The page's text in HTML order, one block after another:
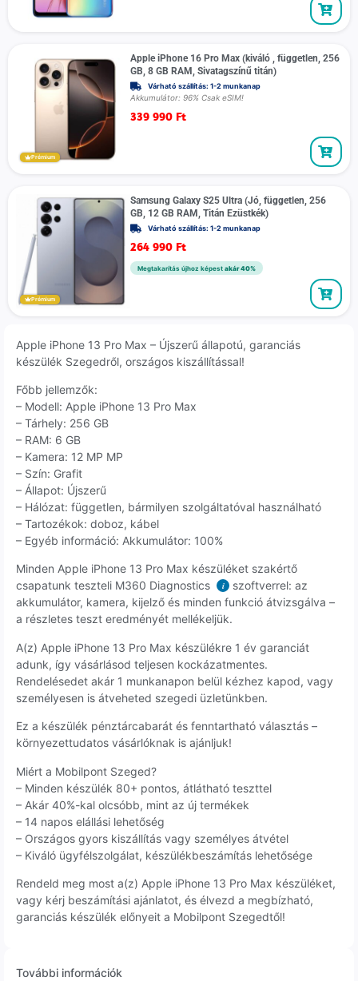
Prémium
Apple iPhone 16 Pro Max (kiváló , független, 256
GB, 8 GB RAM, Sivatagszínű titán)
Várható szállítás: 1-2 munkanap
Akkumulátor: 96% Csak eSIM!
339 990 Ft
Prémium
Samsung Galaxy S25 Ultra (Jó, független, 256
GB, 12 GB RAM, Titán Ezüstkék)
Várható szállítás: 1-2 munkanap
264 990 Ft
Megtakarítás újhoz képest akár 40%
Apple iPhone 13 Pro Max – Újszerű állapotú, garanciás
készülék Szegedről, országos kiszállítással!
Főbb jellemzők:
– Modell: Apple iPhone 13 Pro Max
– Tárhely: 256 GB
– RAM: 6 GB
– Kamera: 12 MP MP
– Szín: Grafit
– Állapot: Újszerű
– Hálózat: független, bármilyen szolgáltatóval használható
– Tartozékok: doboz, kábel
– Egyéb információ: Akkumulátor: 100%
Minden Apple iPhone 13 Pro Max készüléket szakértő
csapatunk teszteli M360 Diagnostics
i
szoftverrel: az
akkumulátor, kamera, kijelző és minden funkció átvizsgálva –
a részletes teszt eredményét mellékeljük.
A(z) Apple iPhone 13 Pro Max készülékre 1 év garanciát
adunk, így vásárlásod teljesen kockázatmentes.
Rendelésedet akár 1 munkanapon belül kézhez kapod, vagy
személyesen is átveheted szegedi üzletünkben.
Ez a készülék pénztárcabarát és fenntartható választás –
környezettudatos vásárlóknak is ajánljuk!
Miért a Mobilpont Szeged?
– Minden készülék 80+ pontos, átlátható teszttel
– Akár 40%-kal olcsóbb, mint az új termékek
– 14 napos elállási lehetőség
– Országos gyors kiszállítás vagy személyes átvétel
– Kiváló ügyfélszolgálat, készülékbeszámítás lehetősége
Rendeld meg most a(z) Apple iPhone 13 Pro Max készüléket,
vagy kérj beszámítási ajánlatot, és élvezd a megbízható,
garanciás készülék előnyeit a Mobilpont Szegedtől!
További információk